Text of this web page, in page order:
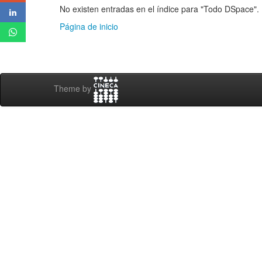
No existen entradas en el índice para "Todo DSpace".
Página de inicio
Theme by